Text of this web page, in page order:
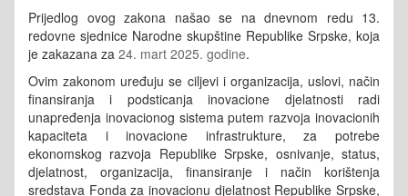
Prijedlog ovog zakona našao se na dnevnom redu 13.
redovne sjednice Narodne skupštine Republike Srpske, koja
je zakazana za 24. mart 2025. godine.
Ovim zakonom uređuju se ciljevi i organizacija, uslovi, način
finansiranja i podsticanja inovacione djelatnosti radi
unapređenja inovacionog sistema putem razvoja inovacionih
kapaciteta i inovacione infrastrukture, za potrebe
ekonomskog razvoja Republike Srpske, osnivanje, status,
djelatnost, organizacija, finansiranje i način korištenja
sredstava Fonda za inovacionu djelatnost Republike Srpske,